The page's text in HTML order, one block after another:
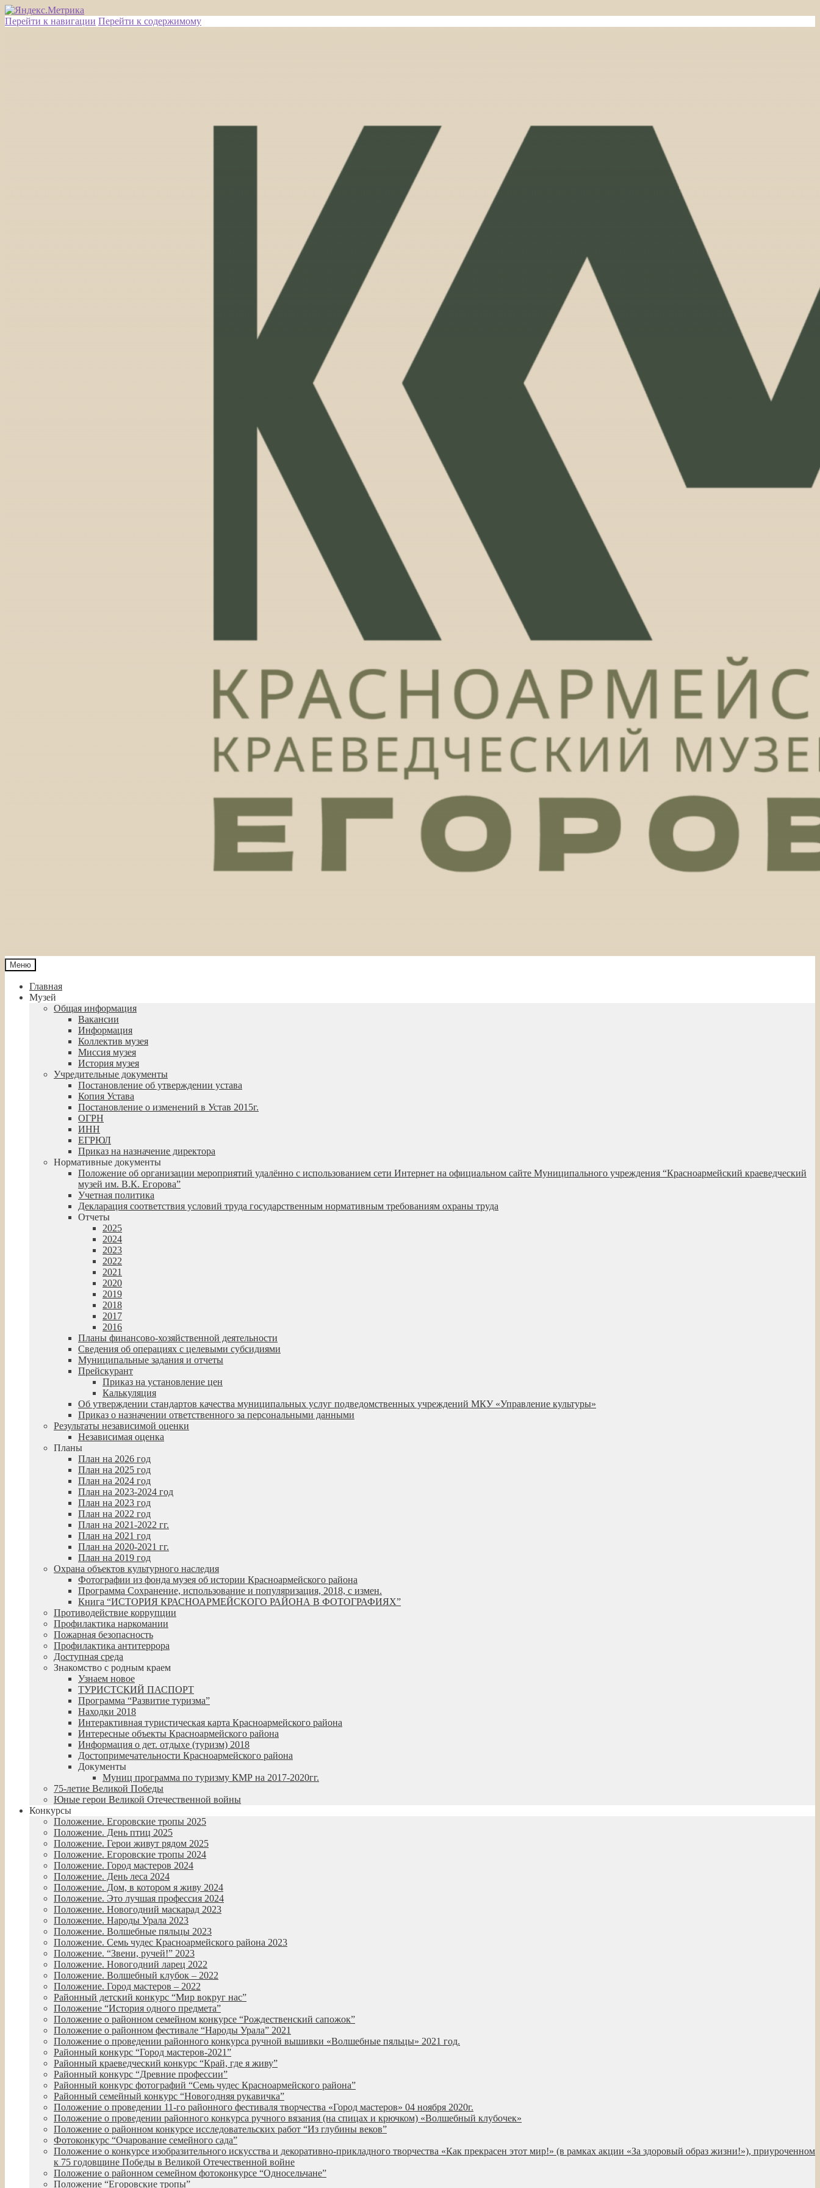
Перейти к навигации Перейти к содержимому
Меню
Главная
Музей
Общая информация
Вакансии
Информация
Коллектив музея
Миссия музея
История музея
Учредительные документы
Постановление об утверждении устава
Копия Устава
Постановление о изменений в Устав 2015г.
ОГРН
ИНН
ЕГРЮЛ
Приказ на назначение директора
Нормативные документы
Положение об организации мероприятий удалённо с использованием сети Интернет на официальном сайте Муниципального учреждения “Красноармейский краеведческий
музей им. В.К. Егорова”
Учетная политика
Декларация соответствия условий труда государственным нормативным требованиям охраны труда
Отчеты
2025
2024
2023
2022
2021
2020
2019
2018
2017
2016
Планы финансово-хозяйственной деятельности
Сведения об операциях с целевыми субсидиями
Муниципальные задания и отчеты
Прейскурант
Приказ на установление цен
Калькуляция
Об утверждении стандартов качества муниципальных услуг подведомственных учреждений МКУ «Управление культуры»
Приказ о назначении ответственного за персональными данными
Результаты независимой оценки
Независимая оценка
Планы
План на 2026 год
План на 2025 год
План на 2024 год
План на 2023-2024 год
План на 2023 год
План на 2022 год
План на 2021-2022 гг.
План на 2021 год
План на 2020-2021 гг.
План на 2019 год
Охрана объектов культурного наследия
Фотографии из фонда музея об истории Красноармейского района
Программа Сохранение, использование и популяризация, 2018, с измен.
Книга “ИСТОРИЯ КРАСНОАРМЕЙСКОГО РАЙОНА В ФОТОГРАФИЯХ”
Противодействие коррупции
Профилактика наркомании
Пожарная безопасность
Профилактика антитеррора
Доступная среда
Знакомство с родным краем
Узнаем новое
ТУРИСТСКИЙ ПАСПОРТ
Программа “Развитие туризма”
Находки 2018
Интерактивная туристическая карта Красноармейского района
Интересные объекты Красноармейского района
Информация о дет. отдыхе (туризм) 2018
Достопримечательности Красноармейского района
Документы
Муниц программа по туризму КМР на 2017-2020гг.
75-летие Великой Победы
Юные герои Великой Отечественной войны
Конкурсы
Положение. Егоровские тропы 2025
Положение. День птиц 2025
Положение. Герои живут рядом 2025
Положение. Егоровские тропы 2024
Положение. Город мастеров 2024
Положение. День леса 2024
Положение. Дом, в котором я живу 2024
Положение. Это лучшая профессия 2024
Положение. Новогодний маскарад 2023
Положение. Народы Урала 2023
Положение. Волшебные пяльцы 2023
Положение. Семь чудес Красноармейского района 2023
Положение. “Звени, ручей!” 2023
Положение. Новогодний ларец 2022
Положение. Волшебный клубок – 2022
Положение. Город мастеров – 2022
Районный детский конкурс “Мир вокруг нас”
Положение “История одного предмета”
Положение о районном семейном конкурсе “Рождественский сапожок”
Положение о районном фестивале “Народы Урала” 2021
Положение о проведении районного конкурса ручной вышивки «Волшебные пяльцы» 2021 год.
Районный конкурс “Город мастеров-2021”
Районный краеведческий конкурс “Край, где я живу”
Районный конкурс “Древние профессии”
Районный конкурс фотографий “Семь чудес Красноармейского района”
Районный семейный конкурс “Новогодняя рукавичка”
Положение о проведении 11-го районного фестиваля творчества «Город мастеров» 04 ноября 2020г.
Положение о проведении районного конкурса ручного вязания (на спицах и крючком) «Волшебный клубочек»
Положение о районном конкурсе исследовательских работ “Из глубины веков”
Фотоконкурс “Очарование семейного сада”
Положение о конкурсе изобразительного искусства и декоративно-прикладного творчества «Как прекрасен этот мир!» (в рамках акции «За здоровый образ жизни!»), приуроченном
к 75 годовщине Победы в Великой Отечественной войне
Положение о районном семейном фотоконкурсе “Односельчане”
Положение “Егоровские тропы”